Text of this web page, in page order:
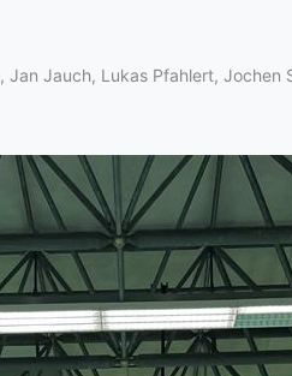
Jan Jauch, Lukas Pfahlert,